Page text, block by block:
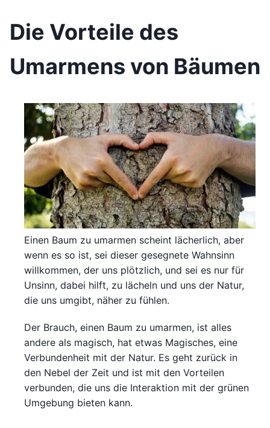
Die Vorteile des
Umarmens von Bäumen
Einen Baum zu umarmen scheint lächerlich, aber
wenn es so ist, sei dieser gesegnete Wahnsinn
willkommen, der uns plötzlich, und sei es nur für
Unsinn, dabei hilft, zu lächeln und uns der Natur,
die uns umgibt, näher zu fühlen.
Der Brauch, einen Baum zu umarmen, ist alles
andere als magisch, hat etwas Magisches, eine
Verbundenheit mit der Natur. Es geht zurück in
den Nebel der Zeit und ist mit den Vorteilen
verbunden, die uns die Interaktion mit der grünen
Umgebung bieten kann.